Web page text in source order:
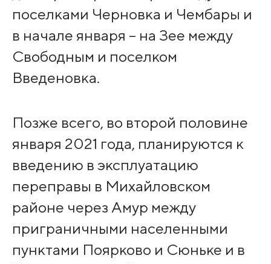
поселками Черновка и Чембары и
в начале января – на Зее между
Свободным и поселком
Введеновка.
Позже всего, во второй половине
января 2021 года, планируются к
введению в эксплуатацию
переправы в Михайловском
районе через Амур между
приграничными населенными
пунктами Поярково и Сюньке и в